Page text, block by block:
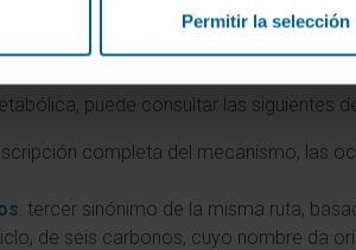
Permitir la selección
diccionario
puede consultar las siguientes
completa del mecanismo, las
: tercer sinónimo de la misma ruta,
de seis carbonos, cuyo nombre da